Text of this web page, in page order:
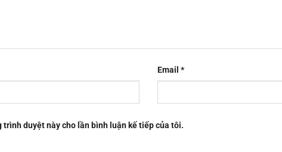
Email *
duyệt này cho lần bình luận kế tiếp của tôi.